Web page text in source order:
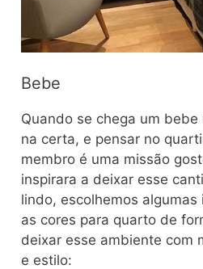
Bebe
Quando se chega um
na certa, e pensar no
membro é uma missão
inspirara a deixar esse
lindo, escolhemos
as cores para quarto de
deixar esse ambiente com
e estilo: